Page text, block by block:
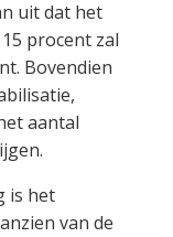
uit dat het
procent zal
Bovendien
aantal
is het
van de